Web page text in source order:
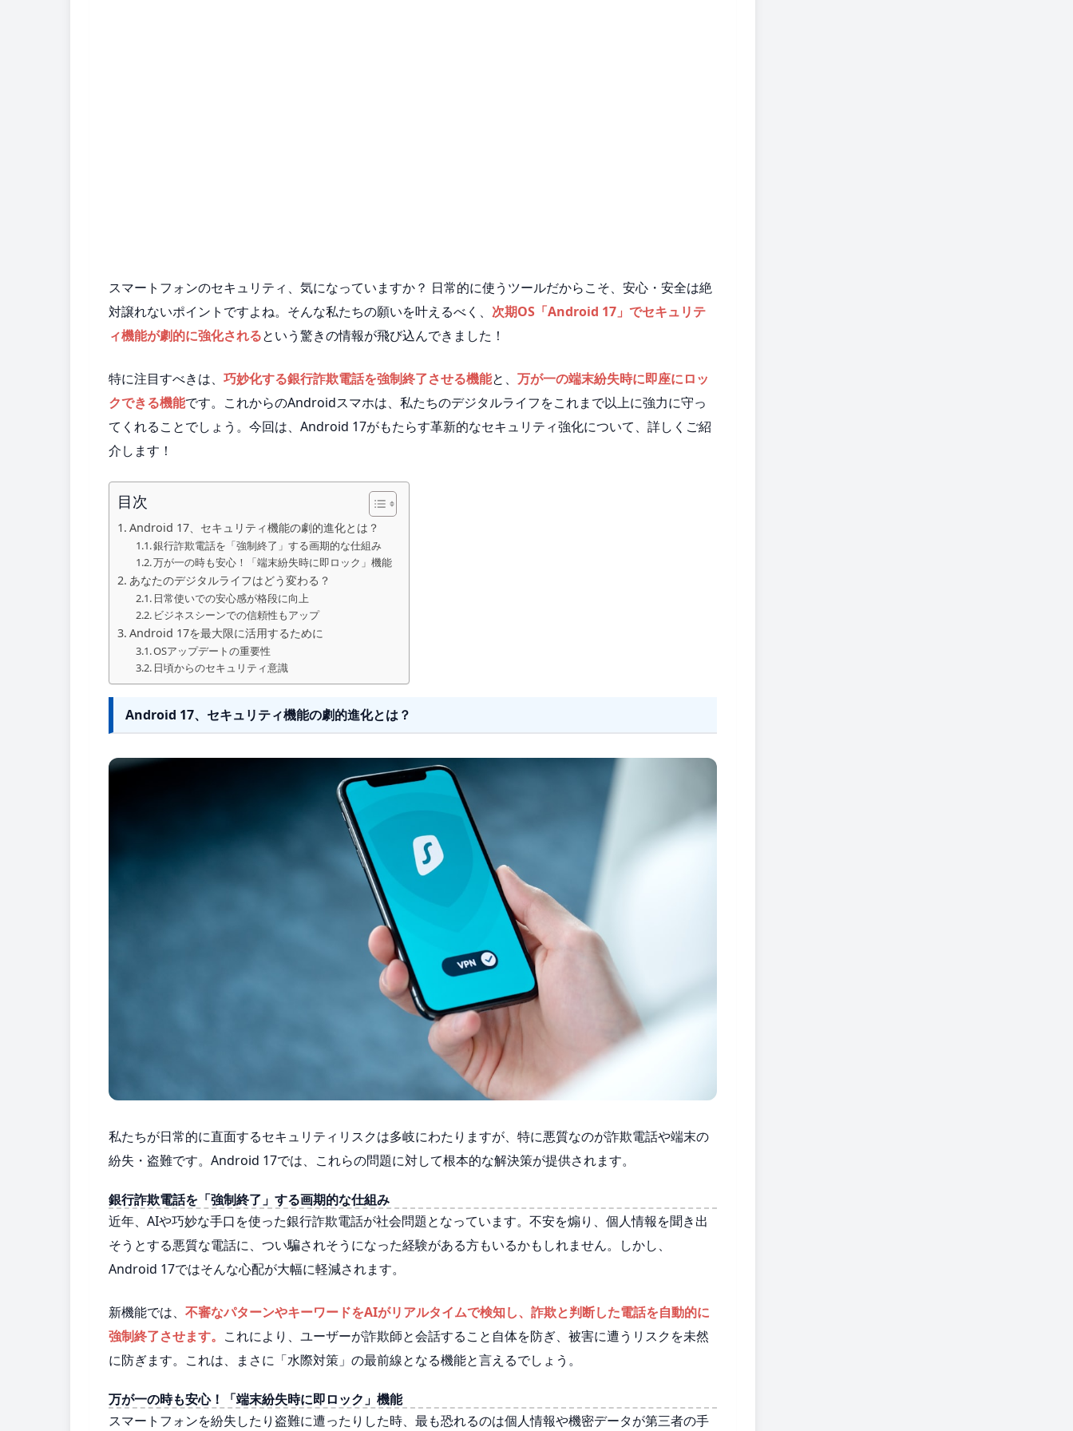
スマートフォンのセキュリティ、気になっていますか？ 日常的に使うツールだからこそ、安心・安全は絶
対譲れないポイントですよね。そんな私たちの願いを叶えるべく、 次期OS「Android 17」でセキュリテ
ィ機能が劇的に強化されるという驚きの情報が飛び込んできました！
特に注目すべきは、 巧妙化する銀行詐欺電話を強制終了させる機能と、 万が一の端末紛失時に即座にロッ
クできる機能です。これからのAndroidスマホは、私たちのデジタルライフをこれまで以上に強力に守っ
てくれることでしょう。今回は、Android 17がもたらす革新的なセキュリティ強化について、詳しくご紹
介します！
目次
Android 17、セキュリティ機能の劇的進化とは？
銀行詐欺電話を「強制終了」する画期的な仕組み
万が一の時も安心！「端末紛失時に即ロック」機能
あなたのデジタルライフはどう変わる？
日常使いでの安心感が格段に向上
ビジネスシーンでの信頼性もアップ
Android 17を最大限に活用するために
OSアップデートの重要性
日頃からのセキュリティ意識
Android 17、セキュリティ機能の劇的進化とは？
私たちが日常的に直面するセキュリティリスクは多岐にわたりますが、特に悪質なのが詐欺電話や端末の
紛失・盗難です。Android 17では、これらの問題に対して根本的な解決策が提供されます。
銀行詐欺電話を「強制終了」する画期的な仕組み
近年、AIや巧妙な手口を使った銀行詐欺電話が社会問題となっています。不安を煽り、個人情報を聞き出
そうとする悪質な電話に、つい騙されそうになった経験がある方もいるかもしれません。しかし、
Android 17ではそんな心配が大幅に軽減されます。
新機能では、 不審なパターンやキーワードをAIがリアルタイムで検知し、詐欺と判断した電話を自動的に
強制終了させます。 これにより、ユーザーが詐欺師と会話すること自体を防ぎ、被害に遭うリスクを未然
に防ぎます。これは、まさに「水際対策」の最前線となる機能と言えるでしょう。
万が一の時も安心！「端末紛失時に即ロック」機能
スマートフォンを紛失したり盗難に遭ったりした時、最も恐れるのは個人情報や機密データが第三者の手